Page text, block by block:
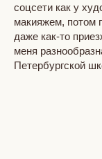
соцсети как у
макияжем, потом
даже как-то
меня
Петербургской